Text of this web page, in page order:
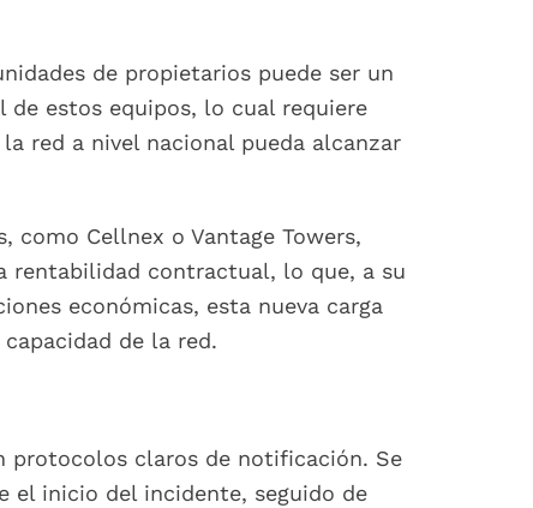
de propietarios puede ser un
de estos equipos, lo cual requiere
red a nivel nacional pueda alcanzar
como Cellnex o Vantage Towers,
rentabilidad contractual, lo que, a su
económicas, esta nueva carga
de la red.
protocolos claros de notificación. Se
el inicio del incidente, seguido de